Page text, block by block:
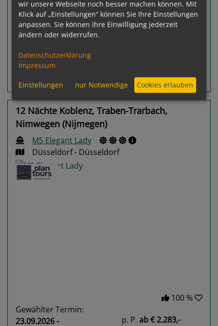
Gewählter Termin:
23.09.2026 -
29.09.2026
p. P. ab€ 1.241,-
Routeninfos Terminübersicht
12 Nächte Koblenz, Traben-Trarbach,
Nimwegen (Nijmegen)
MS Elegant Lady
Düsseldorf - Düsseldorf
100 %
Gewählter Termin:
23.09.2026 -
p. P. ab€ 2.283,-
wir unsere Webseite noch besser machen können. Mit
Klick auf „Einstellungen“ können Sie Ihre Einstellungen
anpassen. Sie können Ihre Einwilligung jederzeit
ändern oder widerrufen.
Datenschutzerklärung
Impressum
Einstellungen nur Notwendige Cookies erlauben